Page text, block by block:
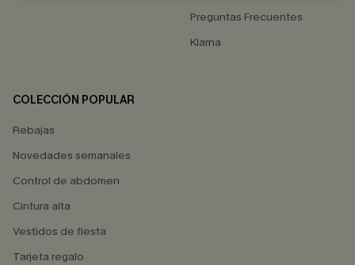
Preguntas Frecuentes
Klarna
COLECCIÓN POPULAR
Rebajas
Novedades semanales
Control de abdomen
Cintura alta
Vestidos de fiesta
Tarjeta regalo